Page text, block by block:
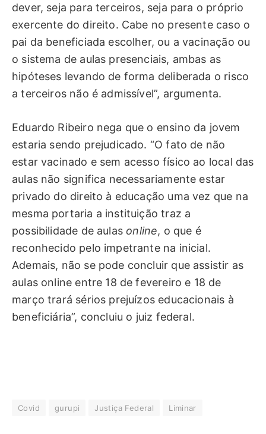
dever, seja para terceiros, seja para o próprio
exercente do direito. Cabe no presente caso o
pai da beneficiada escolher, ou a vacinação ou
o sistema de aulas presenciais, ambas as
hipóteses levando de forma deliberada o risco
a terceiros não é admissível”, argumenta.
Eduardo Ribeiro nega que o ensino da jovem
estaria sendo prejudicado. “O fato de não
estar vacinado e sem acesso físico ao local das
aulas não significa necessariamente estar
privado do direito à educação uma vez que na
mesma portaria a instituição traz a
possibilidade de aulas online, o que é
reconhecido pelo impetrante na inicial.
Ademais, não se pode concluir que assistir as
aulas online entre 18 de fevereiro e 18 de
março trará sérios prejuízos educacionais à
beneficiária”, concluiu o juiz federal.
Covid gurupi Justiça Federal Liminar